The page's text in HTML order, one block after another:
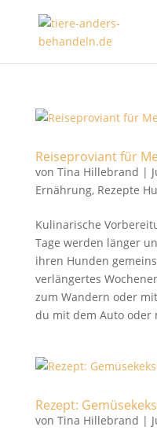
Reiseproviant für
von Tina Hillebrand |
Ernährung, Rezepte
Kulinarische
Tage werden länger
ihren Hunden
verlängertes
zum Wandern oder
du mit dem Auto oder
Rezept:
von Tina Hillebrand |